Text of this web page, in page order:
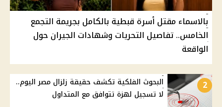
بالاسماء مقتل أسرة قبطية بالكامل بجريمة التجمع
الخامس.. تفاصيل التحريات وشهادات الجيران حول
الواقعة
2
البحوث الفلكية تكشف حقيقة زلزال مصر اليوم..
لا تسجيل لهزة تتوافق مع المتداول